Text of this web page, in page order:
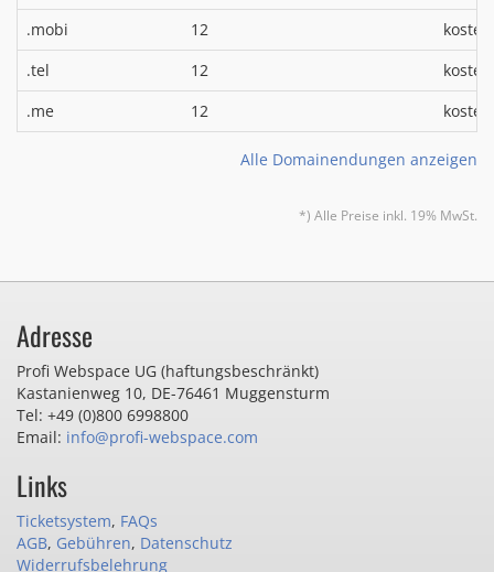
.mobi
12
.tel
12
.me
12
Alle Domainendungen anzeigen
*) Alle Preise inkl. 19% MwSt.
Adresse
Profi Webspace UG (haftungsbeschränkt)
Kastanienweg 10, DE-76461 Muggensturm
Tel: +49 (0)800 6998800
Email: info@profi-webspace.com
Links
Ticketsystem, FAQs
AGB, Gebühren, Datenschutz
Widerrufsbelehrung